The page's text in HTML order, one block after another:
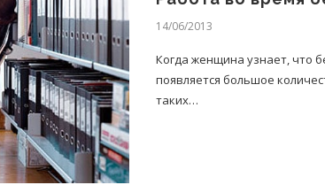
14/06/2013
Когда женщина узнает, что
появляется большое
таких…